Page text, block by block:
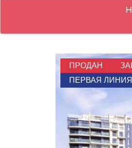
ПРОДАН
ПЕРВАЯ ЛИНИЯ